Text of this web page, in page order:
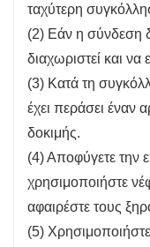
ταχύτερη
(2) Εάν η σύνδεση
διαχωριστεί και
(3) Κατά τη
έχει περάσει έναν
δοκιμής.
(4) Αποφύγετε την
χρησιμοποιήστε
αφαιρέστε τους
(5)